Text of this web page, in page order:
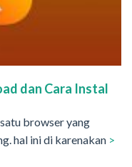
dan Cara Instal
browser yang
hal ini di karenakan >